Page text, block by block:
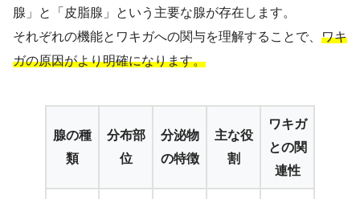
腺」と「皮脂腺」という主要な腺が存在します。
それぞれの機能とワキガへの関与を理解することで、 ワキ
ガの原因がより明確になります。
腺の種
類
分布部
位
分泌物
の特徴
主な役
割
ワキガ
との関
連性